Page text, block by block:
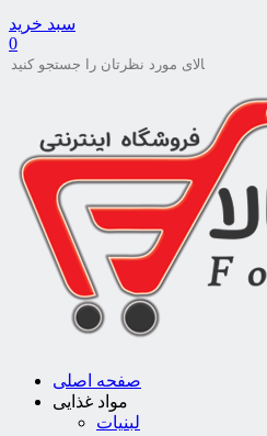
سبد خرید
0
صفحه اصلی
مواد غذایی
لبنیات